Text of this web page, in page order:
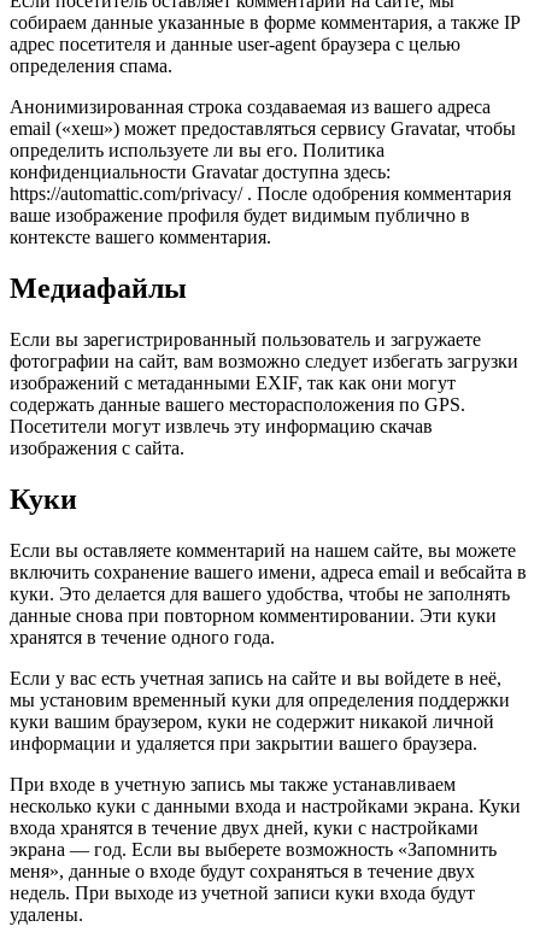
собираем данные указанные в форме комментария, а также IP
адрес посетителя и данные user-agent браузера с целью
определения спама.
Анонимизированная строка создаваемая из вашего адреса
email («хеш») может предоставляться сервису Gravatar, чтобы
определить используете ли вы его. Политика
конфиденциальности Gravatar доступна здесь:
https://automattic.com/privacy/ . После одобрения комментария
ваше изображение профиля будет видимым публично в
контексте вашего комментария.
Медиафайлы
Если вы зарегистрированный пользователь и загружаете
фотографии на сайт, вам возможно следует избегать загрузки
изображений с метаданными EXIF, так как они могут
содержать данные вашего месторасположения по GPS.
Посетители могут извлечь эту информацию скачав
изображения с сайта.
Куки
Если вы оставляете комментарий на нашем сайте, вы можете
включить сохранение вашего имени, адреса email и вебсайта в
куки. Это делается для вашего удобства, чтобы не заполнять
данные снова при повторном комментировании. Эти куки
хранятся в течение одного года.
Если у вас есть учетная запись на сайте и вы войдете в неё,
мы установим временный куки для определения поддержки
куки вашим браузером, куки не содержит никакой личной
информации и удаляется при закрытии вашего браузера.
При входе в учетную запись мы также устанавливаем
несколько куки с данными входа и настройками экрана. Куки
входа хранятся в течение двух дней, куки с настройками
экрана — год. Если вы выберете возможность «Запомнить
меня», данные о входе будут сохраняться в течение двух
недель. При выходе из учетной записи куки входа будут
удалены.